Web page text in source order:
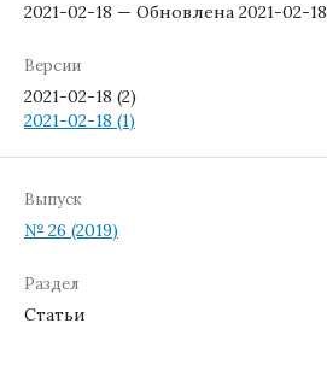
2021-02-18 — Обновлена 2021-02-18
Версии
2021-02-18 (2)
2021-02-18 (1)
Выпуск
№ 26 (2019)
Раздел
Статьи